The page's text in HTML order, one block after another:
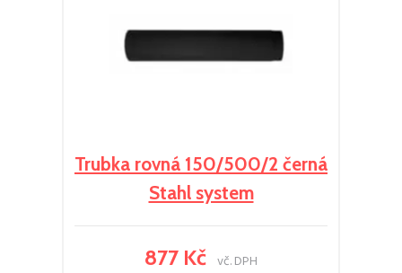
Trubka rovná 150/500/2 černá
Stahl system
877 Kč vč. DPH